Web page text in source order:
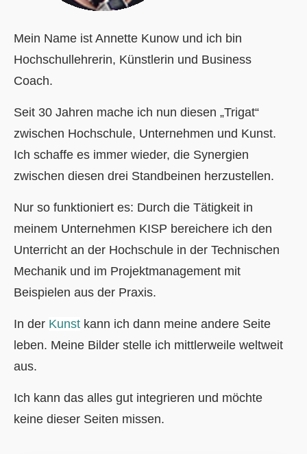
Mein Name ist Annette Kunow und ich bin
Hochschullehrerin, Künstlerin und Business
Coach.
Seit 30 Jahren mache ich nun diesen „Trigat“
zwischen Hochschule, Unternehmen und Kunst.
Ich schaffe es immer wieder, die Synergien
zwischen diesen drei Standbeinen herzustellen.
Nur so funktioniert es: Durch die Tätigkeit in
meinem Unternehmen KISP bereichere ich den
Unterricht an der Hochschule in der Technischen
Mechanik und im Projektmanagement mit
Beispielen aus der Praxis.
In der Kunst kann ich dann meine andere Seite
leben. Meine Bilder stelle ich mittlerweile weltweit
aus.
Ich kann das alles gut integrieren und möchte
keine dieser Seiten missen.